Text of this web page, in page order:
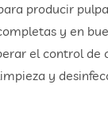
producir
y en
el control de
y